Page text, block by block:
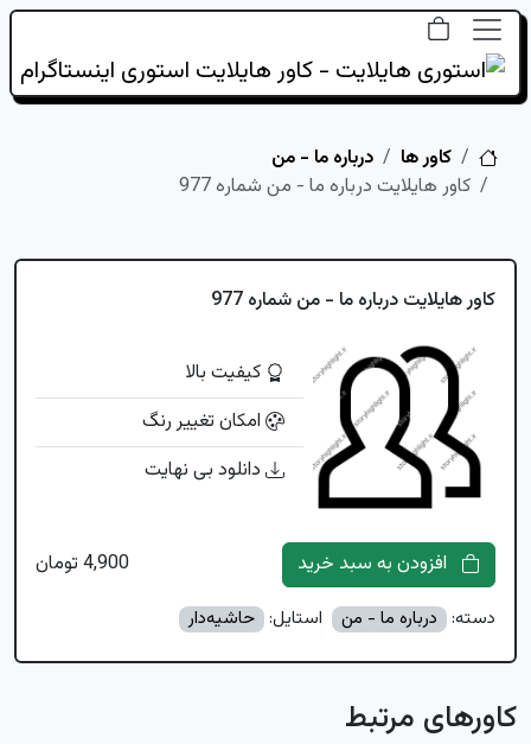
خانهکاور ها
درباره ما - من
کاور هایلایت درباره ما - من شماره 977
کاور هایلایت درباره ما - من شماره 977
کیفیت بالا
امکان تغییر رنگ
دانلود بی نهایت
4,900 تومان
دسته: درباره ما - من استایل: حاشیه‌دار
کاورهای مرتبط